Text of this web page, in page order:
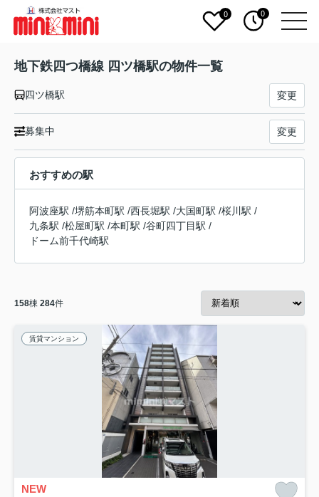
0 0
地下鉄四つ橋線 四ツ橋駅の物件一覧
四ツ橋駅 変更
募集中 変更
おすすめの駅
阿波座駅 /堺筋本町駅 /西長堀駅 /大国町駅 /桜川駅 /
九条駅 /松屋町駅 /本町駅 /谷町四丁目駅 /
ドーム前千代崎駅
158棟 284件
賃貸マンション
NEW